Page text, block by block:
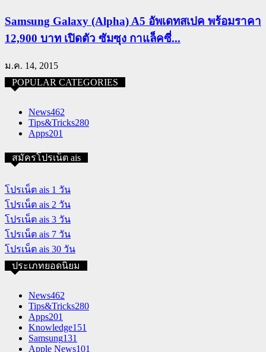
Samsung Galaxy (Alpha) A5 อัพเดทสเปค พร้อมราคา
12,900 บาท เปิดตัว ซัมซุง กาแล็คซี่...
ม.ค. 14, 2015
POPULAR CATEGORIES
News462
Tips&Tricks280
Apps201
สมัครโปรเน็ต ais
โปรเน็ต ais 1 วัน
โปรเน็ต ais 2 วัน
โปรเน็ต ais 3 วัน
โปรเน็ต ais 7 วัน
โปรเน็ต ais 30 วัน
ประเภทยอดนิยม
News462
Tips&Tricks280
Apps201
Knowledge151
Samsung131
Apple News101